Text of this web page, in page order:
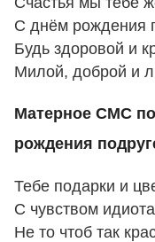
С днём рождения
Будь здоровой и
Милой, доброй и
Матерное СМС
рождения
Тебе подарки и
С чувством
Не то чтоб так